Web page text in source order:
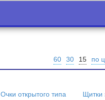
по
15
30
60
Очки открытого типа Щитки